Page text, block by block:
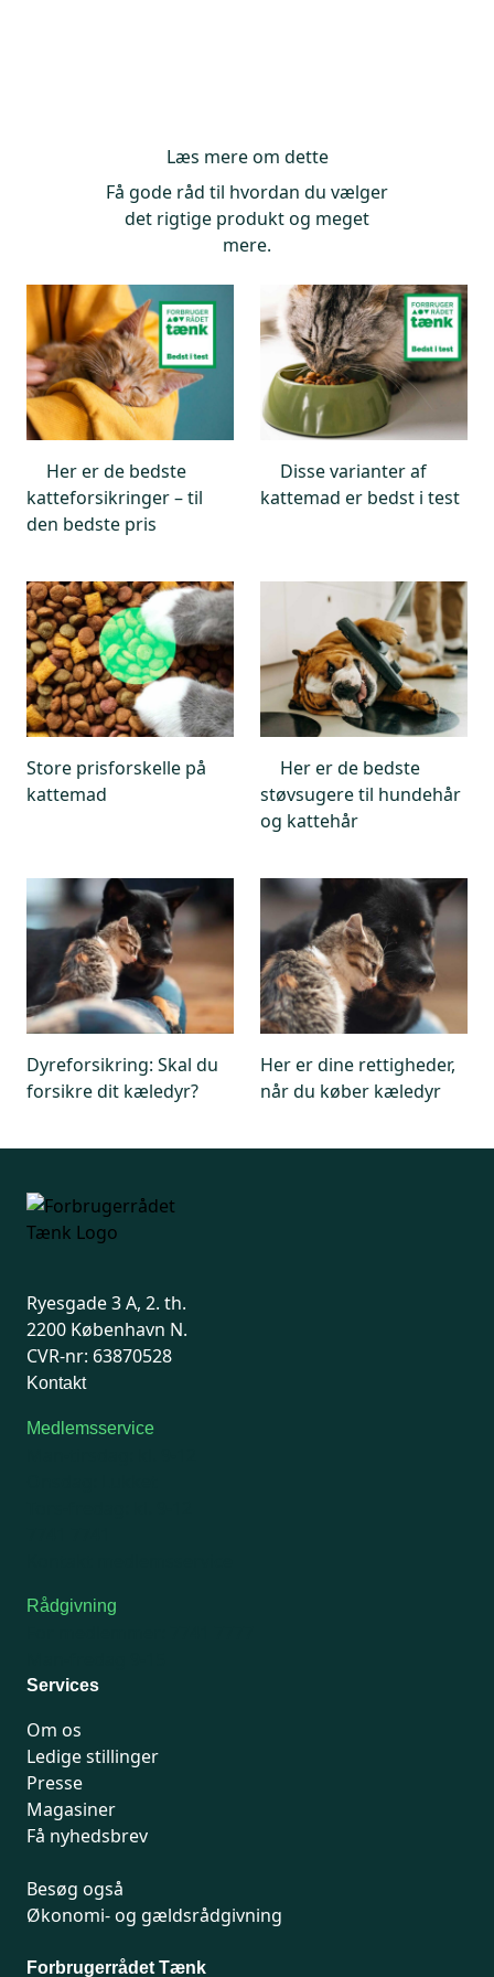
Læs mere om dette
Få gode råd til hvordan du vælger
det rigtige produkt og meget
mere.
Her er de bedste
katteforsikringer – til
den bedste pris
Disse varianter af
kattemad er bedst i test
Store prisforskelle på
kattemad
Her er de bedste
støvsugere til hundehår
og kattehår
Dyreforsikring: Skal du
forsikre dit kæledyr?
Her er dine rettigheder,
når du køber kæledyr
Ryesgade 3 A, 2. th.
2200 København N.
CVR-nr: 63870528
Kontakt
Medlemsservice
Rådgivning
Services
Om os
Ledige stillinger
Presse
Magasiner
Få nyhedsbrev
Besøg også
Økonomi- og gældsrådgivning
Forbrugerrådet Tænk